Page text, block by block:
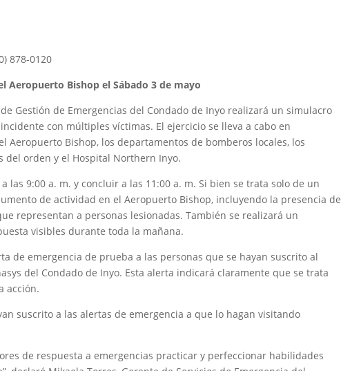
878-0120
Aeropuerto Bishop el Sábado 3 de mayo
Gestión de Emergencias del Condado de Inyo realizará un simulacro
con múltiples víctimas. El ejercicio se lleva a cabo en
Aeropuerto Bishop, los departamentos de bomberos locales, los
del orden y el Hospital Northern Inyo.
las 9:00 a. m. y concluir a las 11:00 a. m. Si bien se trata solo de un
de actividad en el Aeropuerto Bishop, incluyendo la presencia de
representan a personas lesionadas. También se realizará un
visibles durante toda la mañana.
de emergencia de prueba a las personas que se hayan suscrito al
del Condado de Inyo. Esta alerta indicará claramente que se trata
acción.
suscrito a las alertas de emergencia a que lo hagan visitando
de respuesta a emergencias practicar y perfeccionar habilidades